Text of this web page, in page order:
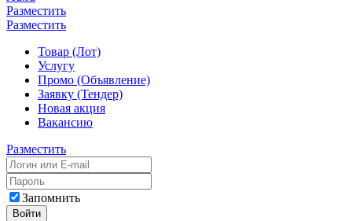
Разместить
Разместить
Товар (Лот)
Услугу
Промо (Объявление)
Заявку (Тендер)
Новая акция
Вакансию
Разместить
Запомнить
Войти